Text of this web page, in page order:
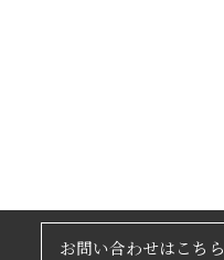
お問い合わせはこちら